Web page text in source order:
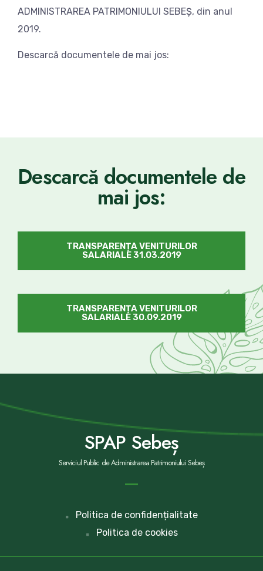
ADMINISTRAREA PATRIMONIULUI SEBEȘ, din anul
2019.
Descarcă documentele de mai jos:
Descarcă documentele de
mai jos:
TRANSPARENȚA VENITURILOR
SALARIALE 31.03.2019
TRANSPARENȚA VENITURILOR
SALARIALE 30.09.2019
SPAP Sebeș
Serviciul Public de Administrarea Patrimoniului Sebeș
Politica de confidențialitate
Politica de cookies